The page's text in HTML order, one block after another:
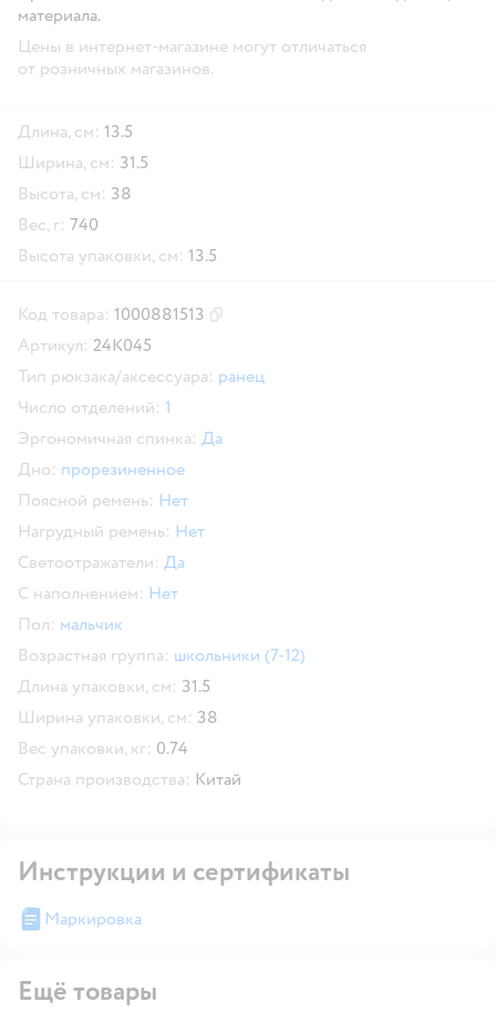
материала.
Цены в интернет-магазине могут отличаться
от розничных магазинов.
Длина, см: 13.5
Ширина, см: 31.5
Высота, см: 38
Вес, г: 740
Высота упаковки, см: 13.5
Код товара: 1000881513
Артикул: 24K045
Тип рюкзака/аксессуара: ранец
Число отделений: 1
Эргономичная спинка: Да
Дно: прорезиненное
Поясной ремень: Нет
Нагрудный ремень: Нет
Светоотражатели: Да
С наполнением: Нет
Пол: мальчик
Возрастная группа: школьники (7-12)
Длина упаковки, см: 31.5
Ширина упаковки, см: 38
Вес упаковки, кг: 0.74
Страна производства: Китай
Инструкции и сертификаты
Маркировка
Ещё товары